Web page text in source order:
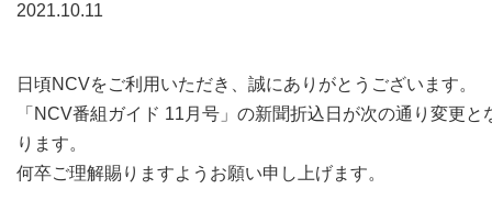
0138-34-2525
2021.10.11
日頃NCVをご利用いただき、誠にありがとうございます。
「NCV番組ガイド 11月号」の新聞折込日が次の通り変更と
ります。
何卒ご理解賜りますようお願い申し上げます。